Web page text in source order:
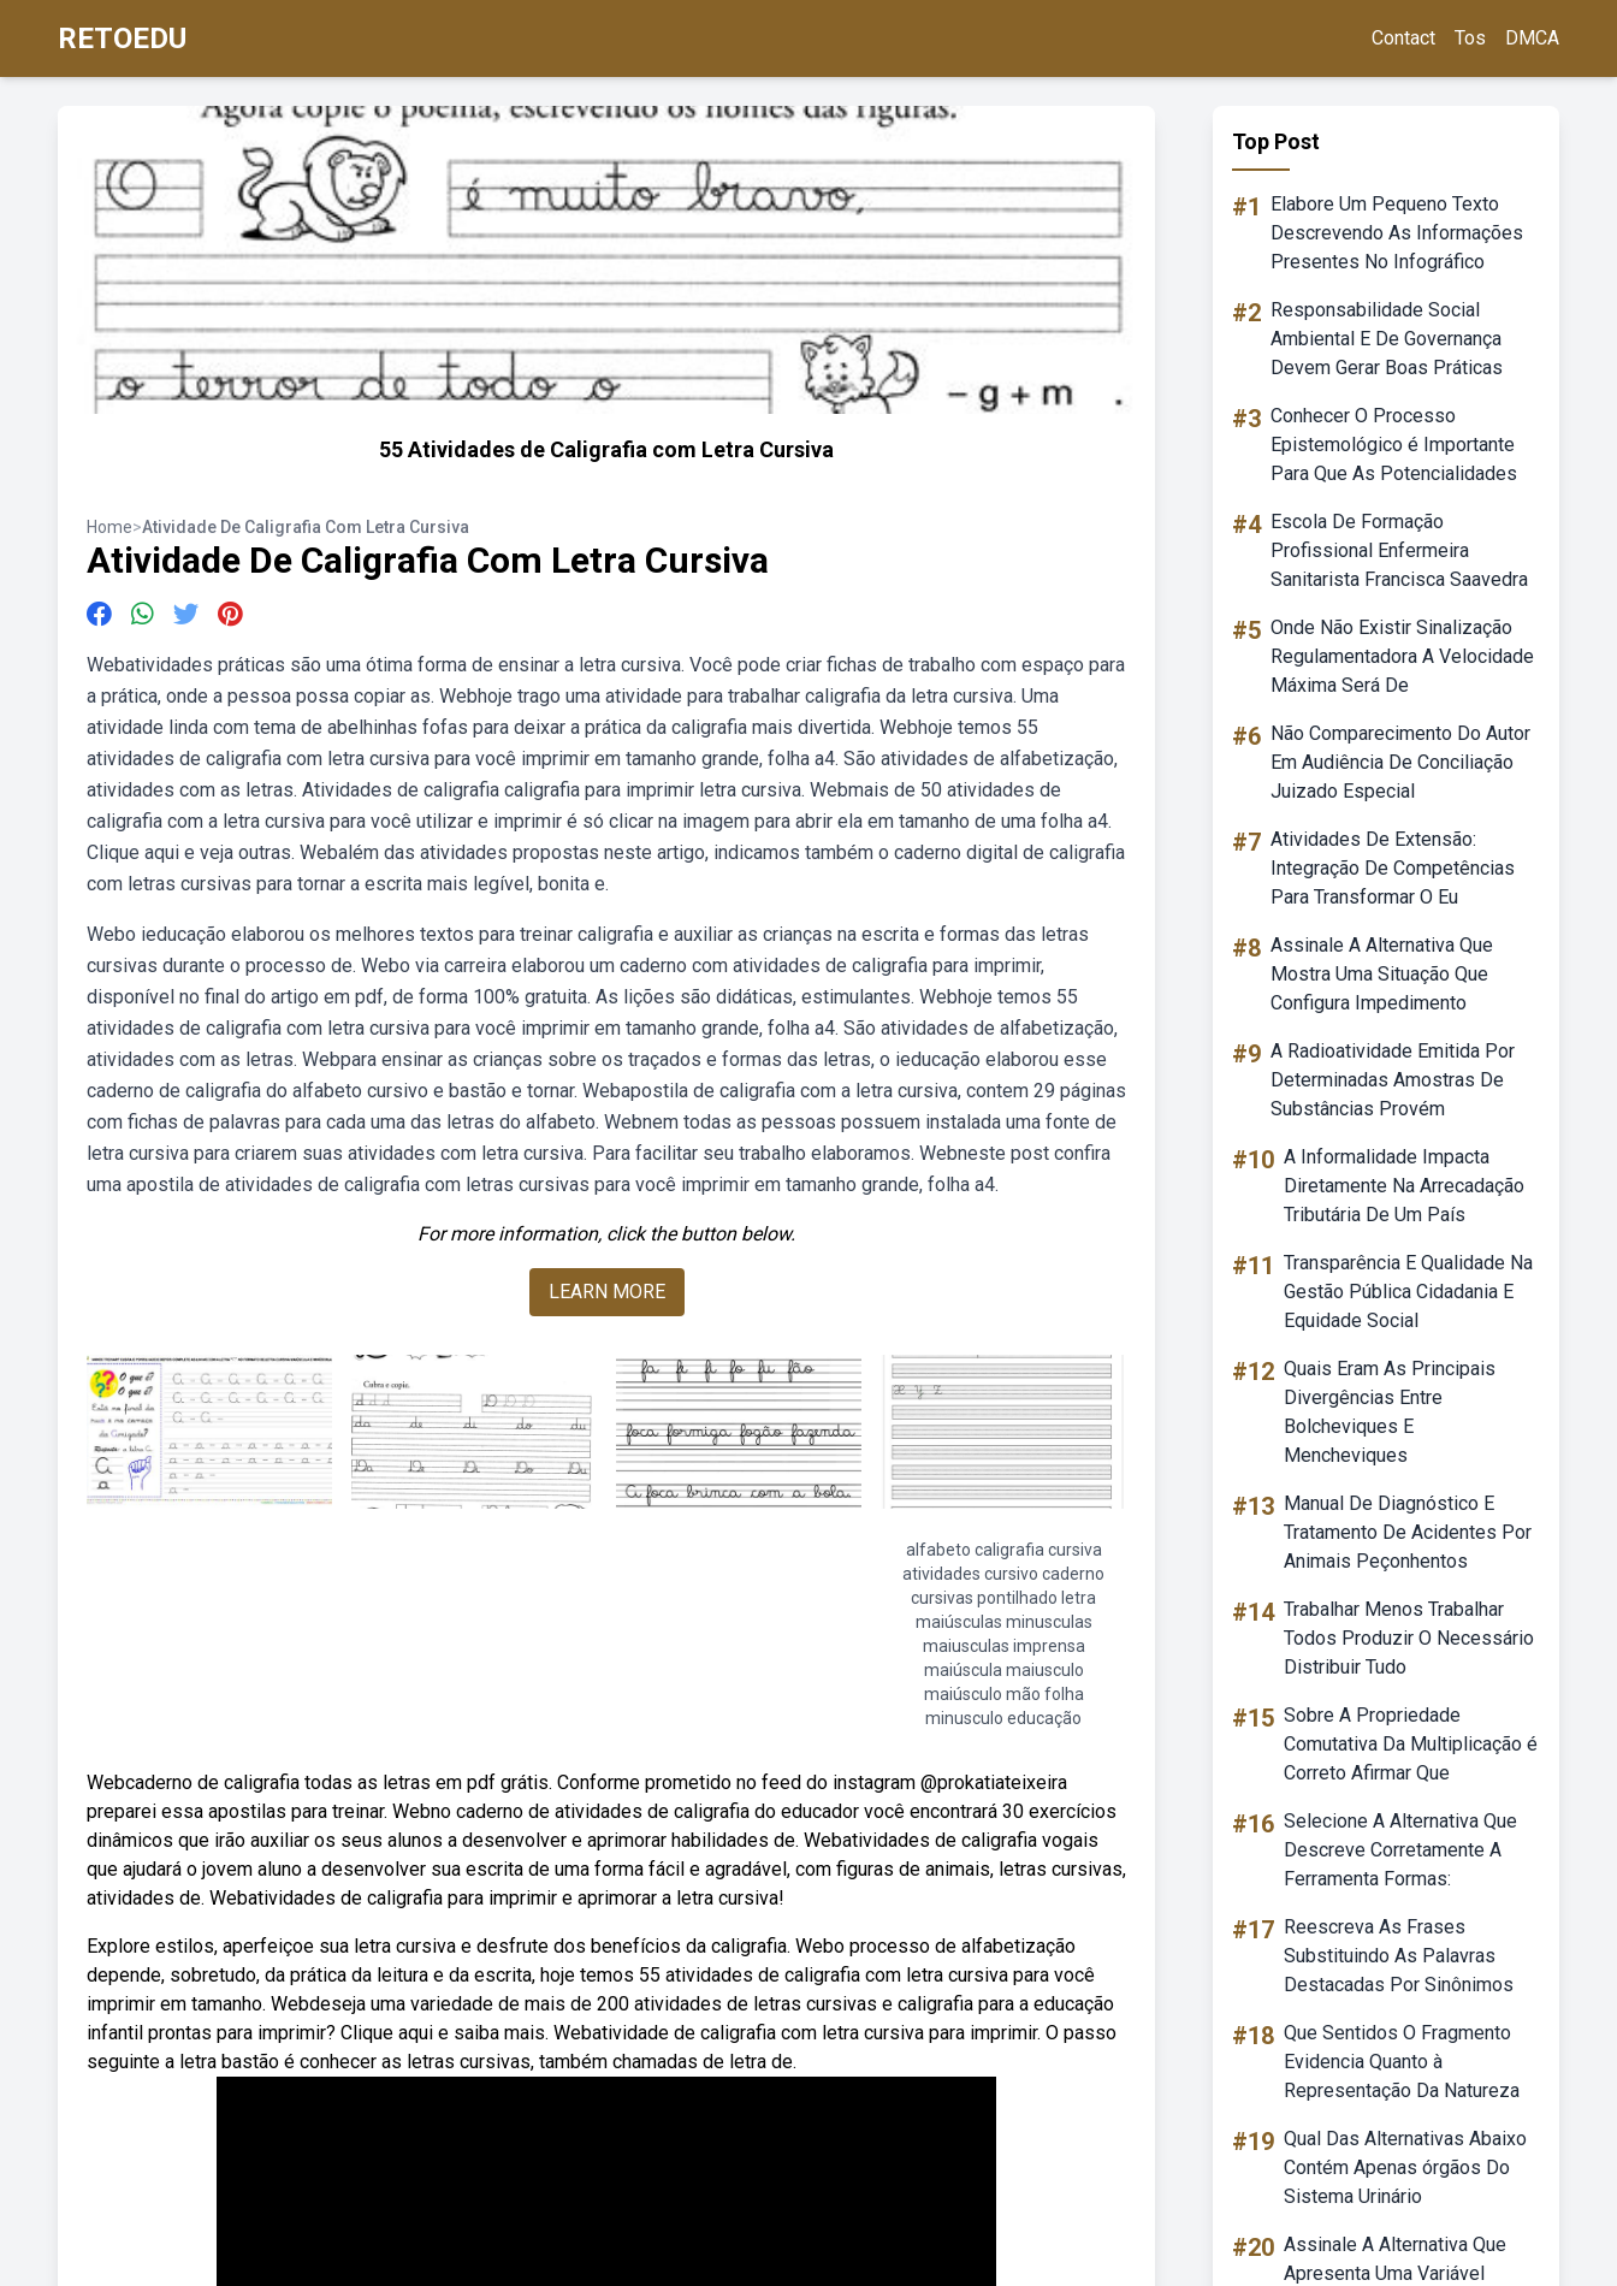
RETOEDU Contact Tos DMCA
55 Atividades de Caligrafia com Letra Cursiva
Home>Atividade De Caligrafia Com Letra Cursiva
Atividade De Caligrafia Com Letra Cursiva
Webatividades práticas são uma ótima forma de ensinar a letra cursiva. Você pode criar fichas de trabalho com espaço para
a prática, onde a pessoa possa copiar as. Webhoje trago uma atividade para trabalhar caligrafia da letra cursiva. Uma
atividade linda com tema de abelhinhas fofas para deixar a prática da caligrafia mais divertida. Webhoje temos 55
atividades de caligrafia com letra cursiva para você imprimir em tamanho grande, folha a4. São atividades de alfabetização,
atividades com as letras. Atividades de caligrafia caligrafia para imprimir letra cursiva. Webmais de 50 atividades de
caligrafia com a letra cursiva para você utilizar e imprimir é só clicar na imagem para abrir ela em tamanho de uma folha a4.
Clique aqui e veja outras. Webalém das atividades propostas neste artigo, indicamos também o caderno digital de caligrafia
com letras cursivas para tornar a escrita mais legível, bonita e.
Webo ieducação elaborou os melhores textos para treinar caligrafia e auxiliar as crianças na escrita e formas das letras
cursivas durante o processo de. Webo via carreira elaborou um caderno com atividades de caligrafia para imprimir,
disponível no final do artigo em pdf, de forma 100% gratuita. As lições são didáticas, estimulantes. Webhoje temos 55
atividades de caligrafia com letra cursiva para você imprimir em tamanho grande, folha a4. São atividades de alfabetização,
atividades com as letras. Webpara ensinar as crianças sobre os traçados e formas das letras, o ieducação elaborou esse
caderno de caligrafia do alfabeto cursivo e bastão e tornar. Webapostila de caligrafia com a letra cursiva, contem 29 páginas
com fichas de palavras para cada uma das letras do alfabeto. Webnem todas as pessoas possuem instalada uma fonte de
letra cursiva para criarem suas atividades com letra cursiva. Para facilitar seu trabalho elaboramos. Webneste post confira
uma apostila de atividades de caligrafia com letras cursivas para você imprimir em tamanho grande, folha a4.
For more information, click the button below.
LEARN MORE
alfabeto caligrafia cursiva
atividades cursivo caderno
cursivas pontilhado letra
maiúsculas minusculas
maiusculas imprensa
maiúscula maiusculo
maiúsculo mão folha
minusculo educação
Webcaderno de caligrafia todas as letras em pdf grátis. Conforme prometido no feed do instagram @prokatiateixeira
preparei essa apostilas para treinar. Webno caderno de atividades de caligrafia do educador você encontrará 30 exercícios
dinâmicos que irão auxiliar os seus alunos a desenvolver e aprimorar habilidades de. Webatividades de caligrafia vogais
que ajudará o jovem aluno a desenvolver sua escrita de uma forma fácil e agradável, com figuras de animais, letras cursivas,
atividades de. Webatividades de caligrafia para imprimir e aprimorar a letra cursiva!
Explore estilos, aperfeiçoe sua letra cursiva e desfrute dos benefícios da caligrafia. Webo processo de alfabetização
depende, sobretudo, da prática da leitura e da escrita, hoje temos 55 atividades de caligrafia com letra cursiva para você
imprimir em tamanho. Webdeseja uma variedade de mais de 200 atividades de letras cursivas e caligrafia para a educação
infantil prontas para imprimir? Clique aqui e saiba mais. Webatividade de caligrafia com letra cursiva para imprimir. O passo
seguinte a letra bastão é conhecer as letras cursivas, também chamadas de letra de.
Top Post
#1
Elabore Um Pequeno Texto
Descrevendo As Informações
Presentes No Infográfico
#2 Responsabilidade Social
Ambiental E De Governança
Devem Gerar Boas Práticas
#3 Conhecer O Processo
Epistemológico é Importante
Para Que As Potencialidades
#4 Escola De Formação
Profissional Enfermeira
Sanitarista Francisca Saavedra
#5 Onde Não Existir Sinalização
Regulamentadora A Velocidade
Máxima Será De
#6 Não Comparecimento Do Autor
Em Audiência De Conciliação
Juizado Especial
#7 Atividades De Extensão:
Integração De Competências
Para Transformar O Eu
#8 Assinale A Alternativa Que
Mostra Uma Situação Que
Configura Impedimento
#9 A Radioatividade Emitida Por
Determinadas Amostras De
Substâncias Provém
#10 A Informalidade Impacta
Diretamente Na Arrecadação
Tributária De Um País
#11 Transparência E Qualidade Na
Gestão Pública Cidadania E
Equidade Social
#12 Quais Eram As Principais
Divergências Entre
Bolcheviques E
Mencheviques
#13 Manual De Diagnóstico E
Tratamento De Acidentes Por
Animais Peçonhentos
#14 Trabalhar Menos Trabalhar
Todos Produzir O Necessário
Distribuir Tudo
#15 Sobre A Propriedade
Comutativa Da Multiplicação é
Correto Afirmar Que
#16 Selecione A Alternativa Que
Descreve Corretamente A
Ferramenta Formas:
#17 Reescreva As Frases
Substituindo As Palavras
Destacadas Por Sinônimos
#18 Que Sentidos O Fragmento
Evidencia Quanto à
Representação Da Natureza
#19 Qual Das Alternativas Abaixo
Contém Apenas órgãos Do
Sistema Urinário
#20 Assinale A Alternativa Que
Apresenta Uma Variável